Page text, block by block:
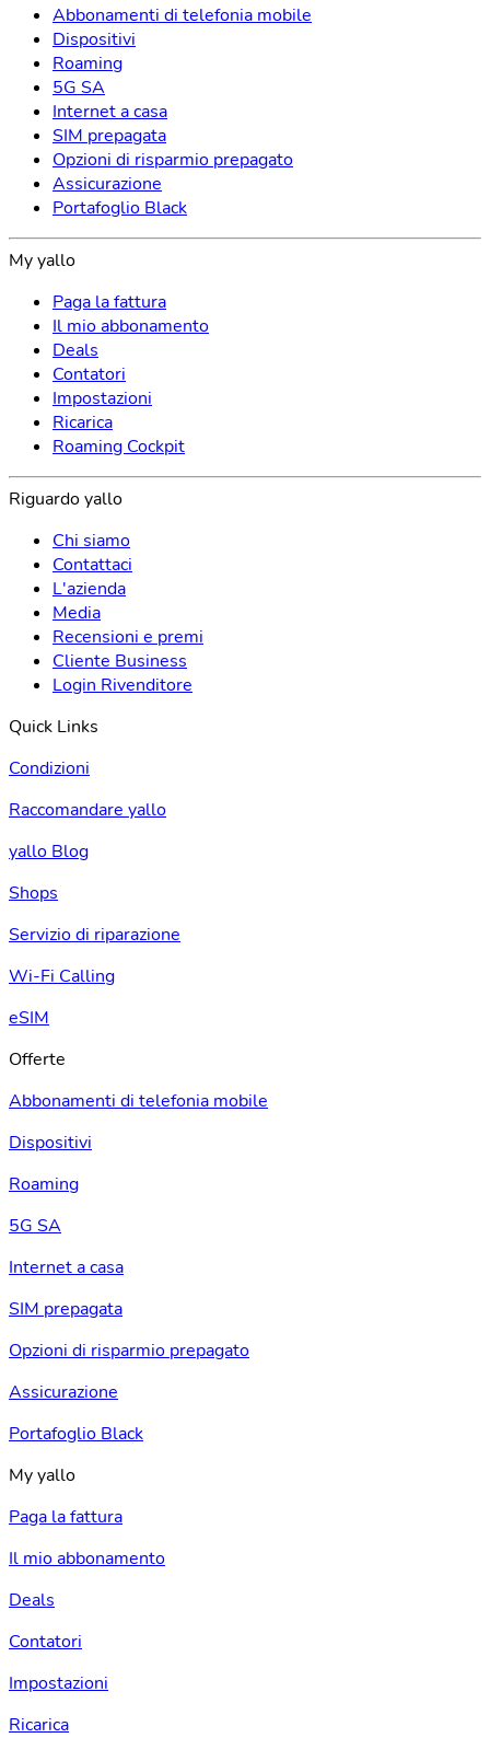
Abbonamenti di telefonia mobile
Dispositivi
Roaming
5G SA
Internet a casa
SIM prepagata
Opzioni di risparmio prepagato
Assicurazione
Portafoglio Black
My yallo
Paga la fattura
Il mio abbonamento
Deals
Contatori
Impostazioni
Ricarica
Roaming Cockpit
Riguardo yallo
Chi siamo
Contattaci
L'azienda
Media
Recensioni e premi
Cliente Business
Login Rivenditore
Quick Links
Condizioni
Raccomandare yallo
yallo Blog
Shops
Servizio di riparazione
Wi-Fi Calling
eSIM
Offerte
Abbonamenti di telefonia mobile
Dispositivi
Roaming
5G SA
Internet a casa
SIM prepagata
Opzioni di risparmio prepagato
Assicurazione
Portafoglio Black
My yallo
Paga la fattura
Il mio abbonamento
Deals
Contatori
Impostazioni
Ricarica